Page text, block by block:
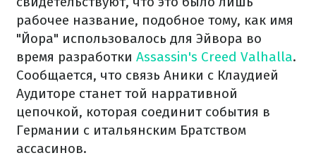
рабочее название, подобное тому, как имя
"Йора" использовалось для Эйвора во
время разработки Assassin's Creed Valhalla.
Сообщается, что связь Аники с Клаудией
Аудиторе станет той нарративной
цепочкой, которая соединит события в
Германии с итальянским Братством
ассасинов.